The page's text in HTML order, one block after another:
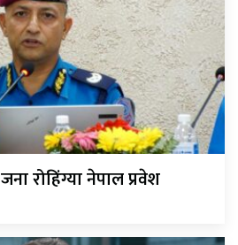
रोहिंग्या नेपाल प्रवेश